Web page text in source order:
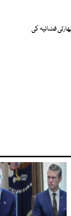
فضائیہ کی